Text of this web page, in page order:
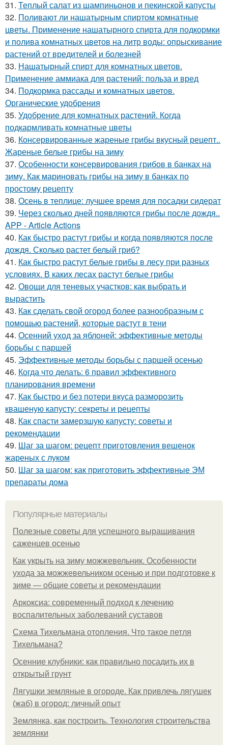
31. Теплый салат из шампиньонов и пекинской капусты
32. Поливают ли нашатырным спиртом комнатные
цветы. Применение нашатырного спирта для подкормки
и полива комнатных цветов на литр воды: опрыскивание
растений от вредителей и болезней
33. Нашатырный спирт для комнатных цветов.
Применение аммиака для растений: польза и вред
34. Подкормка рассады и комнатных цветов.
Органические удобрения
35. Удобрение для комнатных растений. Когда
подкармливать комнатные цветы
36. Консервированные жареные грибы вкусный рецепт..
Жареные белые грибы на зиму
37. Особенности консервирования грибов в банках на
зиму. Как мариновать грибы на зиму в банках по
простому рецепту
38. Осень в теплице: лучшее время для посадки сидерат
39. Через сколько дней появляются грибы после дождя..
APP - Article Actions
40. Как быстро растут грибы и когда появляются после
дождя. Сколько растет белый гриб?
41. Как быстро растут белые грибы в лесу при разных
условиях. В каких лесах растут белые грибы
42. Овощи для теневых участков: как выбрать и
вырастить
43. Как сделать свой огород более разнообразным с
помощью растений, которые растут в тени
44. Осенний уход за яблоней: эффективные методы
борьбы с паршей
45. Эффективные методы борьбы с паршей осенью
46. Когда что делать: 6 правил эффективного
планирования времени
47. Как быстро и без потери вкуса разморозить
квашеную капусту: секреты и рецепты
48. Как спасти замерзшую капусту: советы и
рекомендации
49. Шаг за шагом: рецепт приготовления вешенок
жареных с луком
50. Шаг за шагом: как приготовить эффективные ЭМ
препараты дома
Популярные материалы
Полезные советы для успешного выращивания
саженцев осенью
Как укрыть на зиму можжевельник. Особенности
ухода за можжевельником осенью и при подготовке к
зиме — общие советы и рекомендации
Аркоксиа: современный подход к лечению
воспалительных заболеваний суставов
Схема Тихельмана отопления. Что такое петля
Тихельмана?
Осенние клубники: как правильно посадить их в
открытый грунт
Лягушки земляные в огороде. Как привлечь лягушек
(жаб) в огород: личный опыт
Землянка, как построить. Технология строительства
землянки